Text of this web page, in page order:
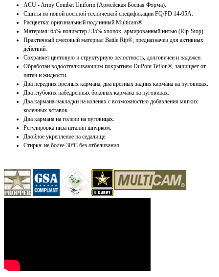
ACU - Army Combat Uniform (Армейская Боевая Форма).
Сшиты по новой военной технической спецификации FQ/PD 14-05A.
Расцветка: оригинальный подлинный Multicam®.
Материал: 65% полиэстер / 35% хлопок, армированный нитью (Rip-Stop).
Практичный смесовый материал Battle Rip®, предназначен для активных
действий.
Сохраняет цветовую и структурную целостность, долговечен и надежен.
Обработан водоотталкивающим покрытием DuPont Teflon®, защищает от
пятен и жидкости.
Два передних врезных кармана, два врезных задних кармана на пуговицах.
Два глубоких набедренных боковых кармана на пуговицах.
Два кармана-накладки на коленях с возможностью добавления мягких
коленных вставок.
Два кармана на голени на пуговицах.
Регулировка низа штанин шнурком.
Двойное укрепление на седалище.
Стирка: не более 30ºС без отбеливания.